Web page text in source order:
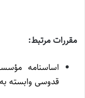
مقررات مرتبط:
اساسنامه
قدوسی وابسته